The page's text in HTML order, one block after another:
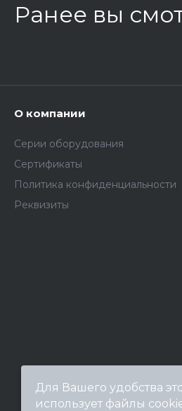
Ранее вы
О компании
Серии оборудования
Сертификаты
Политика конфиденциальности
Реквизиты
Для Вашего удобства
использует файлы